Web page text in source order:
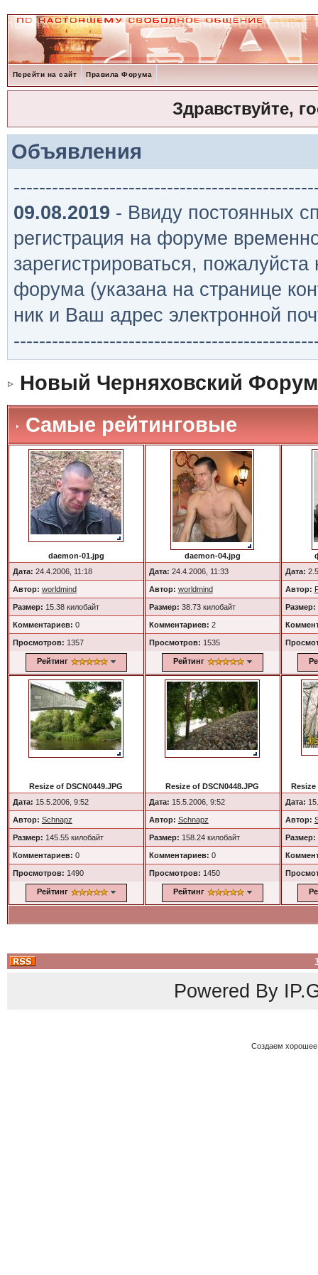
Перейти на сайт Правила Форума
Здравствуйте,
Объявления
09.08.2019 - Ввиду постоянных
регистрация на форуме
зарегистрироваться,
форума (указана на странице
ник и Ваш адрес электронной
Новый Черняховский Форум
Самые рейтинговые
daemon-01.jpg
Дата: 24.4.2006, 11:18
Автор: worldmind
Размер: 15.38 килобайт
Комментариев: 0
Просмотров: 1357
Рейтинг
daemon-04.jpg
Дата: 24.4.2006, 11:33
Автор: worldmind
Размер: 38.73 килобайт
Комментариев: 2
Просмотров: 1535
Рейтинг
Дата:
Автор:
Размер:
Resize of DSCN0449.JPG
Дата: 15.5.2006, 9:52
Автор: Schnapz
Размер: 145.55 килобайт
Комментариев: 0
Просмотров: 1490
Рейтинг
Resize of DSCN0448.JPG
Дата: 15.5.2006, 9:52
Автор: Schnapz
Размер: 158.24 килобайт
Комментариев: 0
Просмотров: 1450
Рейтинг
Дата:
Автор:
Размер:
Powered By
Создаем